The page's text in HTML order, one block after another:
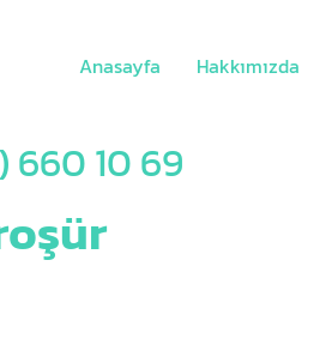
Anasayfa Hakkımızda
660 10 69